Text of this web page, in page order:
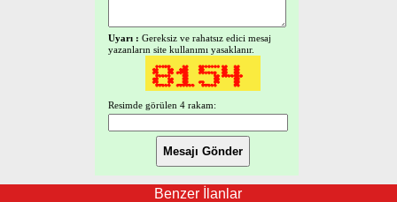
Uyarı : Gereksiz ve rahatsız edici mesaj
yazanların site kullanımı yasaklanır.
Resimde görülen 4 rakam:
Benzer İlanlar